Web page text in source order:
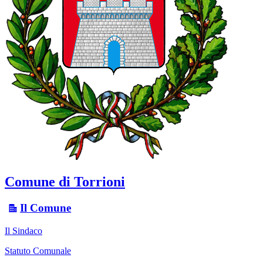
Comune di Torrioni
Il Comune
Il Sindaco
Statuto Comunale